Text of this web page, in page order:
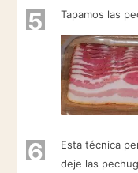
5 Tapamos las
6
Esta técnica
deje las